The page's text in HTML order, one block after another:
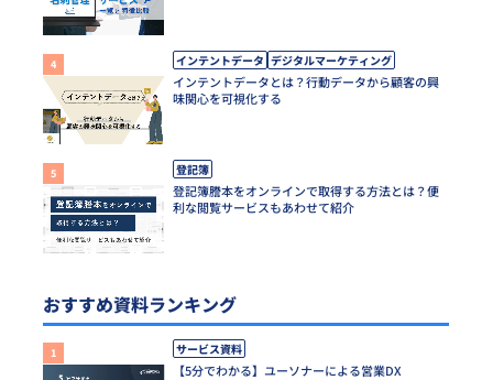
インテントデータ デジタルマーケティング
インテントデータとは？行動データから顧客の興
味関心を可視化する
登記簿
登記簿謄本をオンラインで取得する方法とは？便
利な閲覧サービスもあわせて紹介
おすすめ資料ランキング
サービス資料
【5分でわかる】ユーソナーによる営業DX